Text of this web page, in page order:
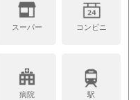
スーパー コンビニ
病院 駅